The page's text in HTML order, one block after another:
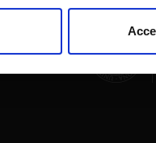
in qualsiasi
e social media, i quali
dei loro servizi.